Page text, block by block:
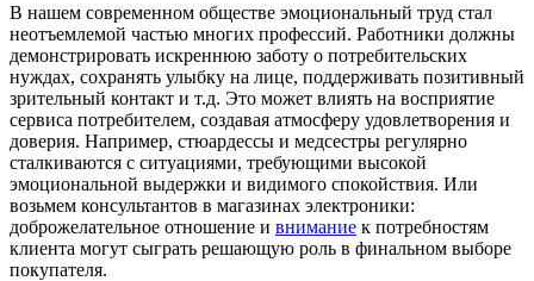
В нашем современном обществе эмоциональный труд стал
неотъемлемой частью многих профессий. Работники должны
демонстрировать искреннюю заботу о потребительских
нуждах, сохранять улыбку на лице, поддерживать позитивный
зрительный контакт и т.д. Это может влиять на восприятие
сервиса потребителем, создавая атмосферу удовлетворения и
доверия. Например, стюардессы и медсестры регулярно
сталкиваются с ситуациями, требующими высокой
эмоциональной выдержки и видимого спокойствия. Или
возьмем консультантов в магазинах электроники:
доброжелательное отношение и внимание к потребностям
клиента могут сыграть решающую роль в финальном выборе
покупателя.